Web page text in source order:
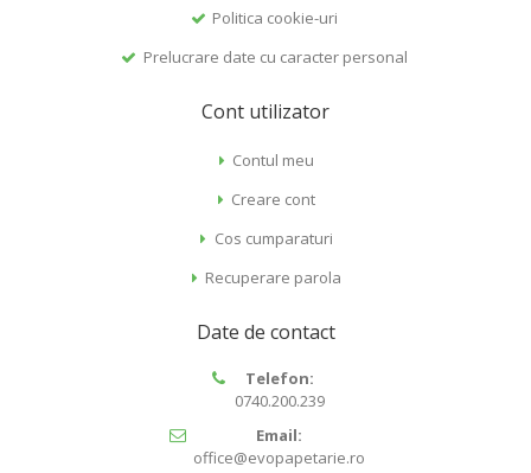
Politica cookie-uri
Prelucrare date cu caracter personal
Cont utilizator
Contul meu
Creare cont
Cos cumparaturi
Recuperare parola
Date de contact
Telefon:
0740.200.239
Email:
office@evopapetarie.ro